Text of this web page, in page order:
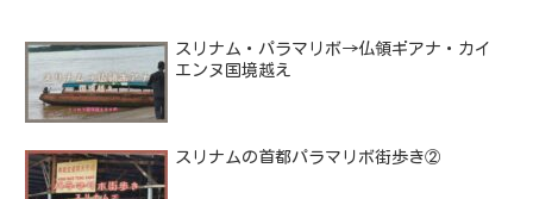
スリナム・パラマリボ→仏領ギアナ・カイ
エンヌ国境越え
スリナムの首都パラマリボ街歩き②